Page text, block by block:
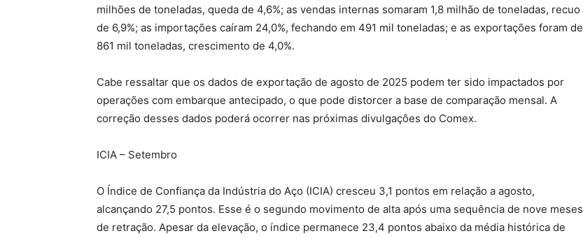
milhões de toneladas, queda de 4,6%; as vendas internas somaram 1,8 milhão de toneladas, recuo
de 6,9%; as importações caíram 24,0%, fechando em 491 mil toneladas; e as exportações foram de
861 mil toneladas, crescimento de 4,0%.
Cabe ressaltar que os dados de exportação de agosto de 2025 podem ter sido impactados por
operações com embarque antecipado, o que pode distorcer a base de comparação mensal. A
correção desses dados poderá ocorrer nas próximas divulgações do Comex.
ICIA – Setembro
O Índice de Confiança da Indústria do Aço (ICIA) cresceu 3,1 pontos em relação a agosto,
alcançando 27,5 pontos. Esse é o segundo movimento de alta após uma sequência de nove meses
de retração. Apesar da elevação, o índice permanece 23,4 pontos abaixo da média histórica de